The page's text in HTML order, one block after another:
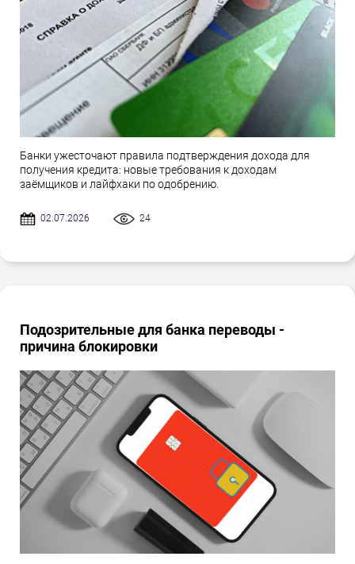
Банки ужесточают правила подтверждения дохода для
получения кредита: новые требования к доходам
заёмщиков и лайфхаки по одобрению.
02.07.2026 24
Подозрительные для банка переводы -
причина блокировки